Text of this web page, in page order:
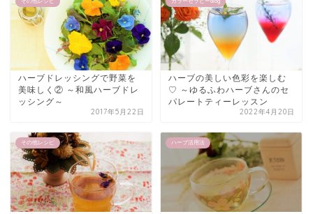
その他レシピ
ハーブドレッシングで野菜を
美味しく② ～和風ハーブドレ
ッシング～
2017年5月22日
カラーセラピーblog
ハーブの美しい色彩を楽しむ
♡ ～ゆるふわハーブさんのセ
パレートティーレッスン
2022年4月20日
その他レシピ ハーブ活用法